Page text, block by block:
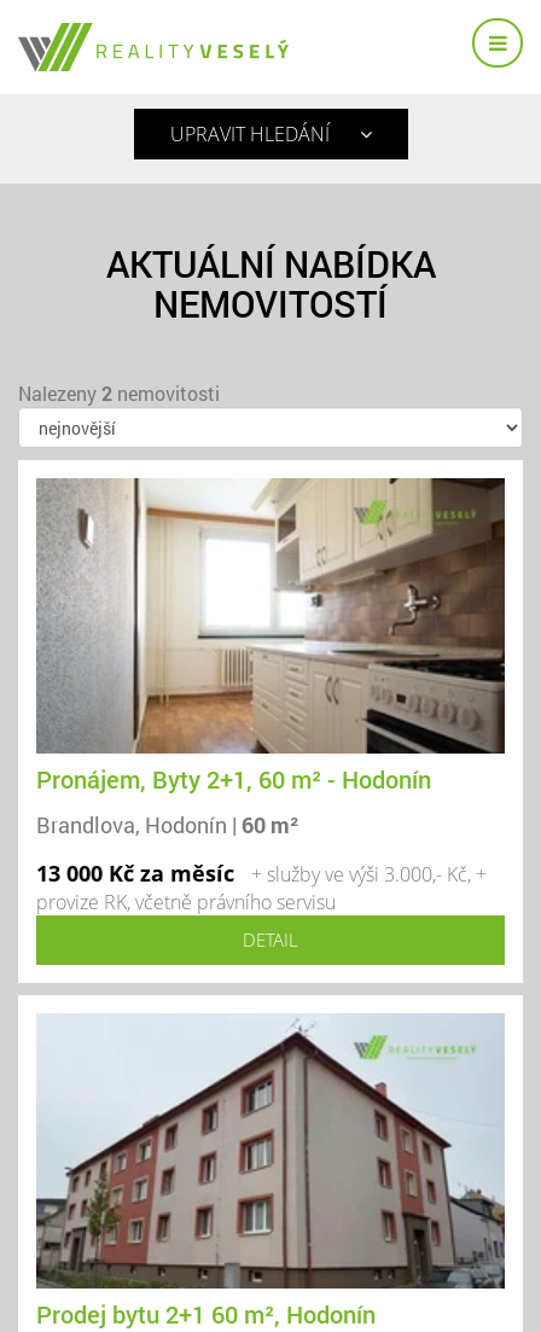
UPRAVIT HLEDÁNÍ
AKTUÁLNÍ NABÍDKA
NEMOVITOSTÍ
Nalezeny2 nemovitosti
Pronájem, Byty 2+1, 60 m² - Hodonín
Brandlova, Hodonín | 60 m²
13 000 Kč za měsíc
+ služby ve výši 3.000,- Kč, +
provize RK, včetně právního servisu
DETAIL
Prodej bytu 2+1 60 m², Hodonín